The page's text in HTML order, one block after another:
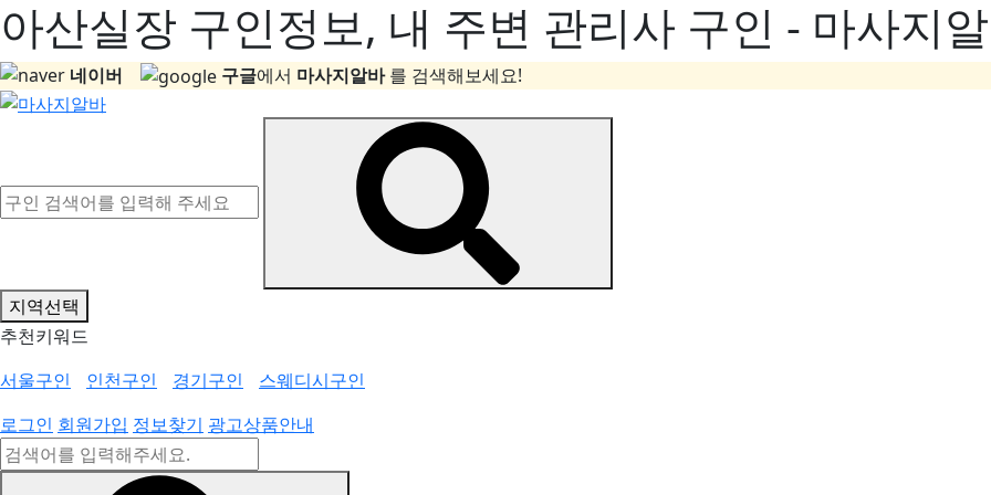
아산실장 구인정보, 내 주변 관리사 구인 - 마사지
네이버 구글에서 마사지알바를 검색해보세요!
지역선택
추천키워드
서울구인
인천구인 경기구인
스웨디시구인
로그인 회원가입 정보찾기 광고상품안내